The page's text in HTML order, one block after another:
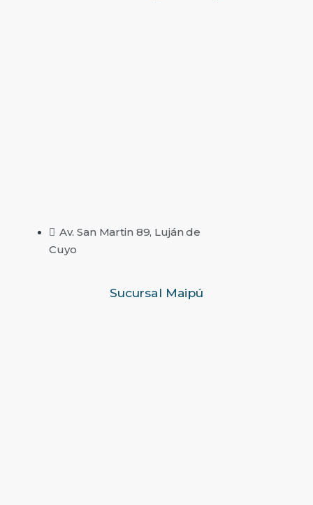
Av. San Martin 89, Luján de
Cuyo
Sucursal Maipú